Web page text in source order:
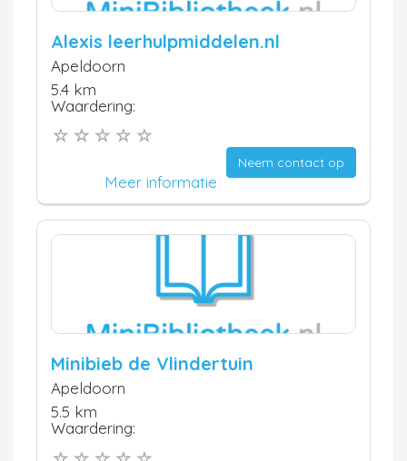
Alexis leerhulpmiddelen.nl
Apeldoorn
5.4 km
Waardering:
Neem contact op
Meer informatie
Minibieb de Vlindertuin
Apeldoorn
5.5 km
Waardering: